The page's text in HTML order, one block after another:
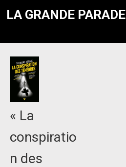
LA GRANDE PARADE
« La
conspiratio
n des